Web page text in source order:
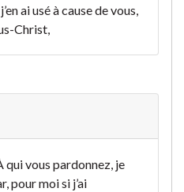
ai usé à cause de vous,
Christ,
qui vous pardonnez, je
pour moi si j’ai